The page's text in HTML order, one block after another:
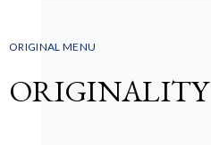
ORIGINAL MENU
ORIGINALITY